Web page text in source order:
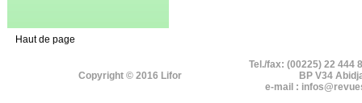
Haut de page
Copyright © 2016 Lifor
Tel./fax: (00225) 22 444
BP V34
e-mail :